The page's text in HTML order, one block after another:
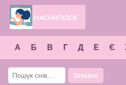
А Б В Г Д Е Є
Шукати